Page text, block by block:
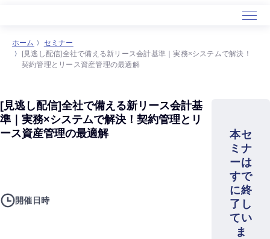
ホーム
セミナー
[見逃し配信]全社で備える新リース会計基準｜実務×システムで解決！
契約管理とリース資産管理の最適解
[見逃し配信]全社で備える新リース会計基
準｜実務×システムで解決！契約管理とリ
ース資産管理の最適解
開催日時
本セ
ミナ
ーは
すで
に終
了し
てい
ま